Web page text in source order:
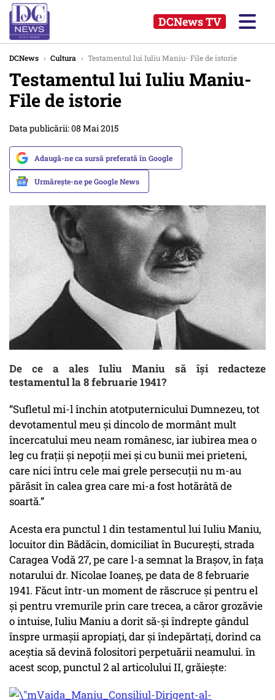
DCNews TV
DCNews › Cultura › Testamentul lui Iuliu Maniu- File de istorie
Testamentul lui Iuliu Maniu-
File de istorie
Data publicării: 08 Mai 2015
Adaugă-ne ca sursă preferată în Google
Urmărește-ne pe Google News
De ce a ales Iuliu Maniu să își redacteze
testamentul la 8 februarie 1941?
“Sufletul mi-l închin atotputernicului Dumnezeu, tot
devotamentul meu şi dincolo de mormânt mult
încercatului meu neam românesc, iar iubirea mea o
leg cu fraţii şi nepoţii mei şi cu bunii mei prieteni,
care nici întru cele mai grele persecuţii nu m-au
părăsit în calea grea care mi-a fost hotărâtă de
soartă.”
Acesta era punctul 1 din testamentul lui Iuliu Maniu,
locuitor din Bădăcin, domiciliat în Bucureşti, strada
Caragea Vodă 27, pe care l-a semnat la Braşov, în faţa
notarului dr. Nicolae Ioaneş, pe data de 8 februarie
1941. Făcut într-un moment de răscruce şi pentru el
şi pentru vremurile prin care trecea, a căror grozăvie
o intuise, Iuliu Maniu a dorit să-şi îndrepte gândul
înspre urmaşii apropiaţi, dar şi îndepărtaţi, dorind ca
aceştia să devină folositori perpetuării neamului. în
acest scop, punctul 2 al articolului II, grăieşte: